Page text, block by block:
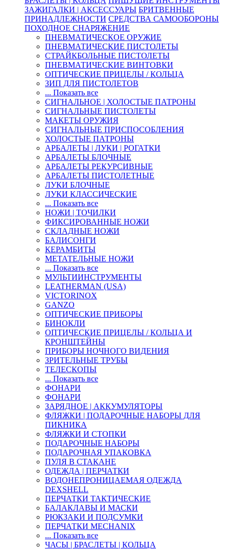
ЗАЖИГАЛКИ | АКСЕССУАРЫ БРИТВЕННЫЕ
ПРИНАДЛЕЖНОСТИ СРЕДСТВА САМООБОРОНЫ
ПОХОДНОЕ СНАРЯЖЕНИЕ
ПНЕВМАТИЧЕСКОЕ ОРУЖИЕ
ПНЕВМАТИЧЕСКИЕ ПИСТОЛЕТЫ
СТРАЙКБОЛЬНЫЕ ПИСТОЛЕТЫ
ПНЕВМАТИЧЕСКИЕ ВИНТОВКИ
ОПТИЧЕСКИЕ ПРИЦЕЛЫ / КОЛЬЦА
ЗИП ДЛЯ ПИСТОЛЕТОВ
... Показать все
СИГНАЛЬНОЕ | ХОЛОСТЫЕ ПАТРОНЫ
СИГНАЛЬНЫЕ ПИСТОЛЕТЫ
МАКЕТЫ ОРУЖИЯ
СИГНАЛЬНЫЕ ПРИСПОСОБЛЕНИЯ
ХОЛОСТЫЕ ПАТРОНЫ
АРБАЛЕТЫ | ЛУКИ | РОГАТКИ
АРБАЛЕТЫ БЛОЧНЫЕ
АРБАЛЕТЫ РЕКУРСИВНЫЕ
АРБАЛЕТЫ ПИСТОЛЕТНЫЕ
ЛУКИ БЛОЧНЫЕ
ЛУКИ КЛАССИЧЕСКИЕ
... Показать все
НОЖИ | ТОЧИЛКИ
ФИКСИРОВАННЫЕ НОЖИ
СКЛАДНЫЕ НОЖИ
БАЛИСОНГИ
КЕРАМБИТЫ
МЕТАТЕЛЬНЫЕ НОЖИ
... Показать все
МУЛЬТИИНСТРУМЕНТЫ
LEATHERMAN (USA)
VICTORINOX
GANZO
ОПТИЧЕСКИЕ ПРИБОРЫ
БИНОКЛИ
ОПТИЧЕСКИЕ ПРИЦЕЛЫ / КОЛЬЦА И
КРОНШТЕЙНЫ
ПРИБОРЫ НОЧНОГО ВИДЕНИЯ
ЗРИТЕЛЬНЫЕ ТРУБЫ
ТЕЛЕСКОПЫ
... Показать все
ФОНАРИ
ФОНАРИ
ЗАРЯДНОЕ | АККУМУЛЯТОРЫ
ФЛЯЖКИ | ПОДАРОЧНЫЕ НАБОРЫ ДЛЯ
ПИКНИКА
ФЛЯЖКИ И СТОПКИ
ПОДАРОЧНЫЕ НАБОРЫ
ПОДАРОЧНАЯ УПАКОВКА
ПУЛЯ В СТАКАНЕ
ОДЕЖДА | ПЕРЧАТКИ
ВОДОНЕПРОНИЦАЕМАЯ ОДЕЖДА
DEXSHELL
ПЕРЧАТКИ ТАКТИЧЕСКИЕ
БАЛАКЛАВЫ И МАСКИ
РЮКЗАКИ И ПОДСУМКИ
ПЕРЧАТКИ MECHANIX
... Показать все
ЧАСЫ | БРАСЛЕТЫ | КОЛЬЦА